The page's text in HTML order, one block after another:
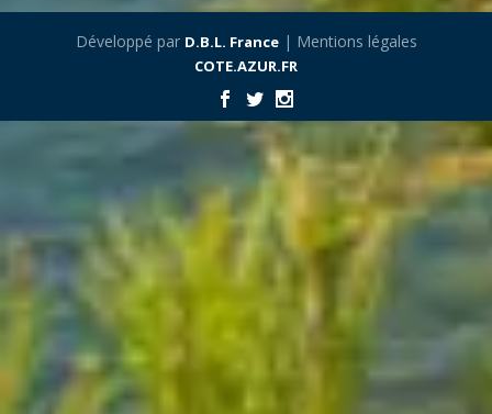
Développé par D.B.L. France| Mentions légales
COTE.AZUR.FR